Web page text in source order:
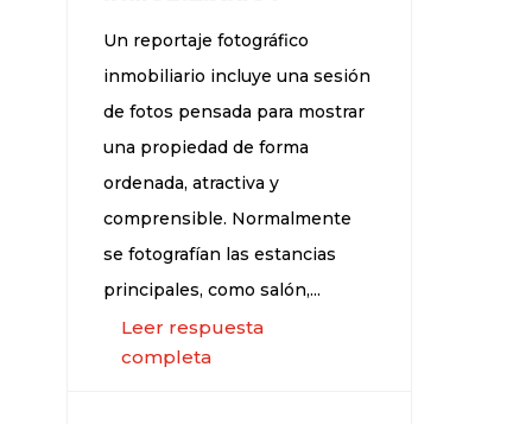
Un reportaje fotográfico
inmobiliario incluye una sesión
de fotos pensada para mostrar
una propiedad de forma
ordenada, atractiva y
comprensible. Normalmente
se fotografían las estancias
principales, como salón,...
Leer respuesta
completa